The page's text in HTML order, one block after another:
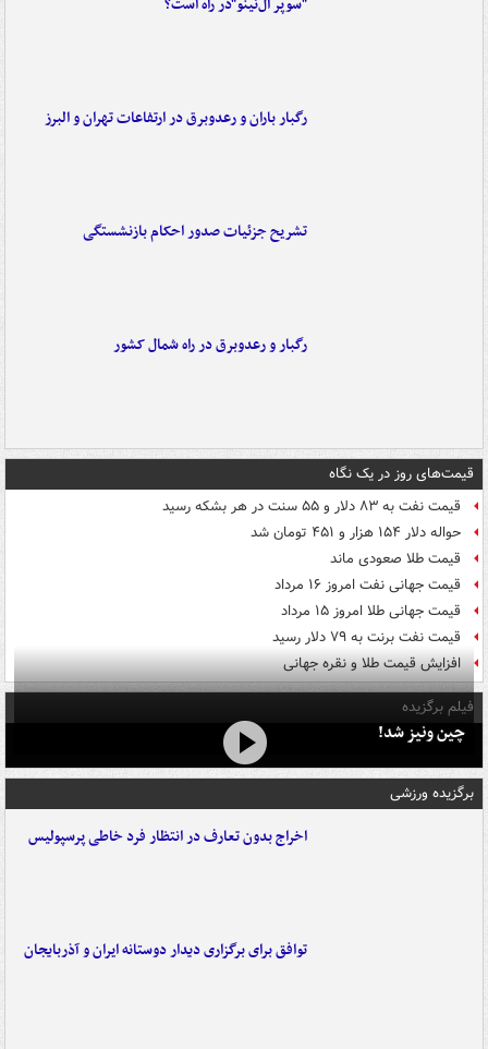
رگبار باران و رعدوبرق در ارتفاعات تهران و البرز
تشریح جزئیات صدور احکام بازنشستگی
رگبار و رعدوبرق در راه شمال کشور
قیمت‌های روز در یک نگاه
قیمت نفت به ۸۳ دلار و ۵۵ سنت در هر بشکه رسید
حواله دلار ۱۵۴ هزار و ۴۵۱ تومان شد
قیمت طلا صعودی ماند
قیمت جهانی نفت امروز ۱۶ مرداد
قیمت جهانی طلا امروز ۱۵ مرداد
قیمت نفت برنت به ۷۹ دلار رسید
افزایش قیمت طلا و نقره جهانی
فیلم برگزیده
چین ونیز شد!
برگزیده ورزشی
اخراج بدون تعارف در انتظار فرد خاطی پرسپولیس
توافق برای برگزاری دیدار دوستانه ایران و آذربایجان